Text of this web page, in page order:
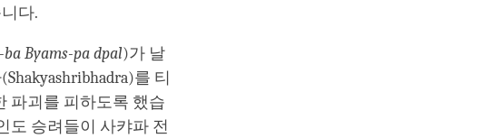
다.
Byams-pa dpal)가 날
를 티
파괴를 피하도록 했습
도 승려들이 사캬파 전